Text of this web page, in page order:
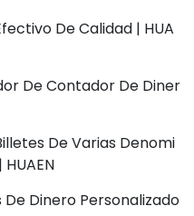
De Calidad | HUA
De Contador De Diner
De Varias Denomi
Dinero Personalizado